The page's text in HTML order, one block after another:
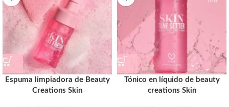
Espuma limpiadora de Beauty
Creations Skin
Tónico en líquido de beauty
creations Skin